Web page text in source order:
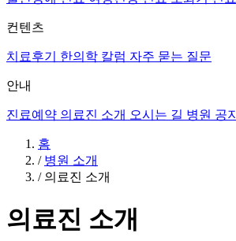
컨텐츠
치료후기 한의학 칼럼 자주 묻는 질문
안내
진료예약 의료진 소개 오시는 길 병원 공지
홈
/ 병원 소개
/ 의료진 소개
의료진 소개